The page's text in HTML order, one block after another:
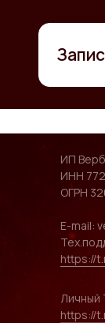
Личный
https://
ИП
ИНН
ОГРН
E-mail:
https://